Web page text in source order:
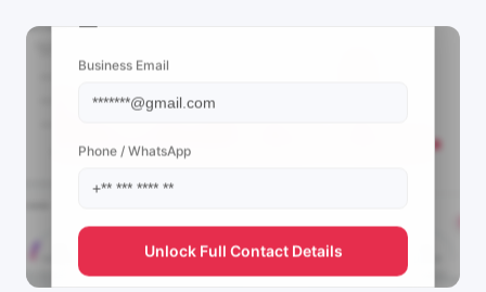
Business Email
Phone / WhatsApp
Unlock Full Contact Details